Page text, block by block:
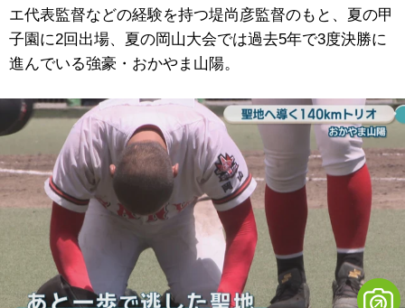
エ代表監督などの経験を持つ堤尚彦監督のもと、夏の甲
子園に2回出場、夏の岡山大会では過去5年で3度決勝に
進んでいる強豪・おかやま山陽。